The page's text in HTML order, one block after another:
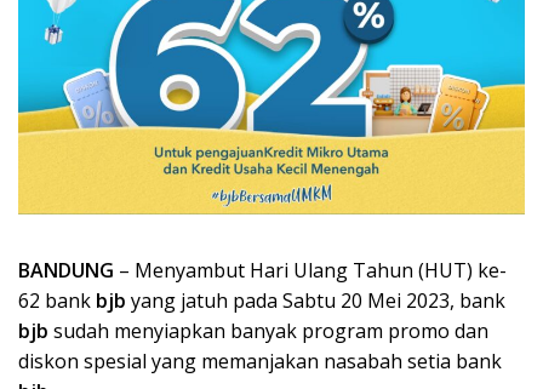
BANDUNG – Menyambut Hari Ulang Tahun (HUT) ke-
62 bank bjb yang jatuh pada Sabtu 20 Mei 2023, bank
bjb sudah menyiapkan banyak program promo dan
diskon spesial yang memanjakan nasabah setia bank